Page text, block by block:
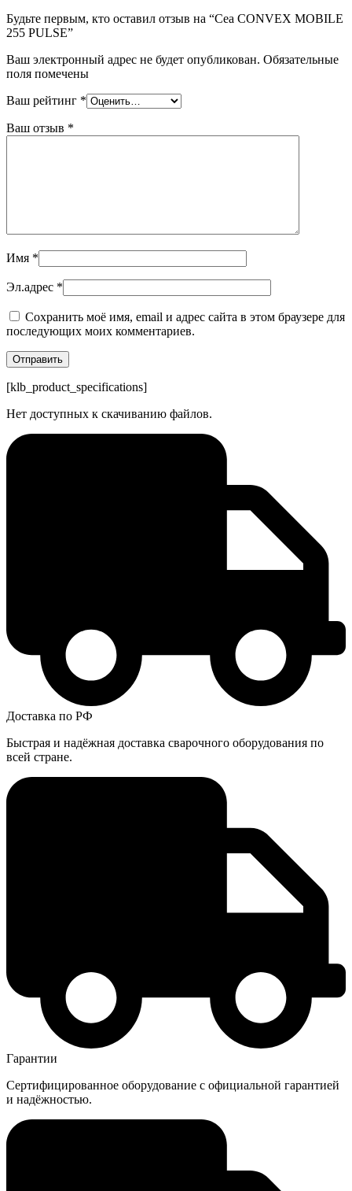
Будьте первым, кто оставил отзыв на “Cea CONVEX MOBILE
255 PULSE”
Ваш электронный адрес не будет опубликован. Обязательные
поля помечены
Ваш рейтинг *
Ваш отзыв *
Имя *
Эл.адрес *
Сохранить моё имя, email и адрес сайта в этом браузере для
последующих моих комментариев.
[klb_product_specifications]
Нет доступных к скачиванию файлов.
Доставка по РФ
Быстрая и надёжная доставка сварочного оборудования по
всей стране.
Гарантии
Сертифицированное оборудование с официальной гарантией
и надёжностью.